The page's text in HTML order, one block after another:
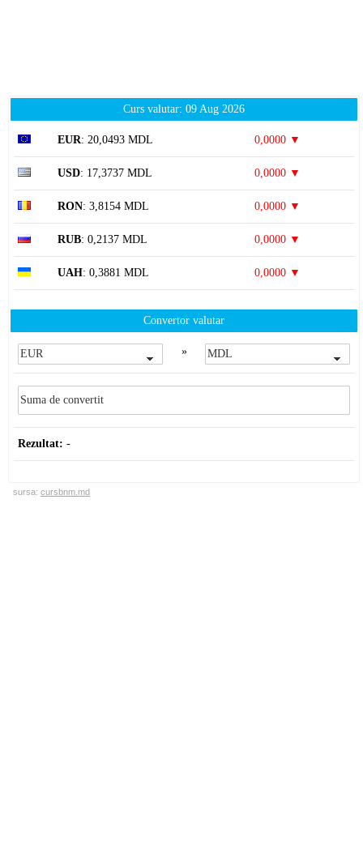
Curs valutar: 09 Aug 2026
EUR: 20,0493 MDL 0,0000 ▼
USD: 17,3737 MDL 0,0000 ▼
RON: 3,8154 MDL 0,0000 ▼
RUB: 0,2137 MDL 0,0000 ▼
UAH: 0,3881 MDL 0,0000 ▼
Convertor valutar
»
Rezultat: -
sursa: cursbnm.md